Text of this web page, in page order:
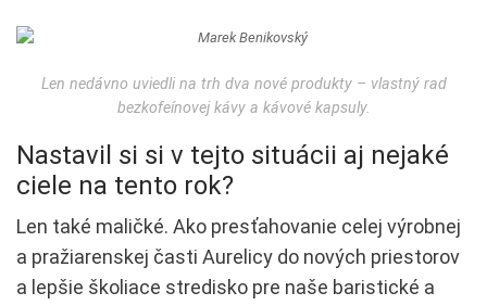
Len nedávno uviedli na trh dva nové produkty – vlastný rad
bezkofeínovej kávy a kávové kapsuly.
Nastavil si si v tejto situácii aj nejaké
ciele na tento rok?
Len také maličké. Ako presťahovanie celej výrobnej
a pražiarenskej časti Aurelicy do nových priestorov
a lepšie školiace stredisko pre naše baristické a